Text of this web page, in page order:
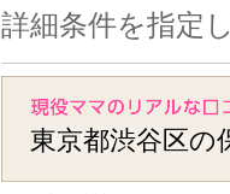
詳細条件を指定
東京都渋谷区の